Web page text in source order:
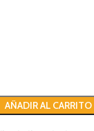
AÑADIR AL CARRITO